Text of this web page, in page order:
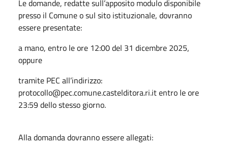
Le domande, redatte sull’apposito modulo disponibile
presso il Comune o sul sito istituzionale, dovranno
essere presentate:
a mano, entro le ore 12:00 del 31 dicembre 2025,
oppure
tramite PEC all’indirizzo:
protocollo@pec.comune.castelditora.ri.it entro le ore
23:59 dello stesso giorno.
Alla domanda dovranno essere allegati: